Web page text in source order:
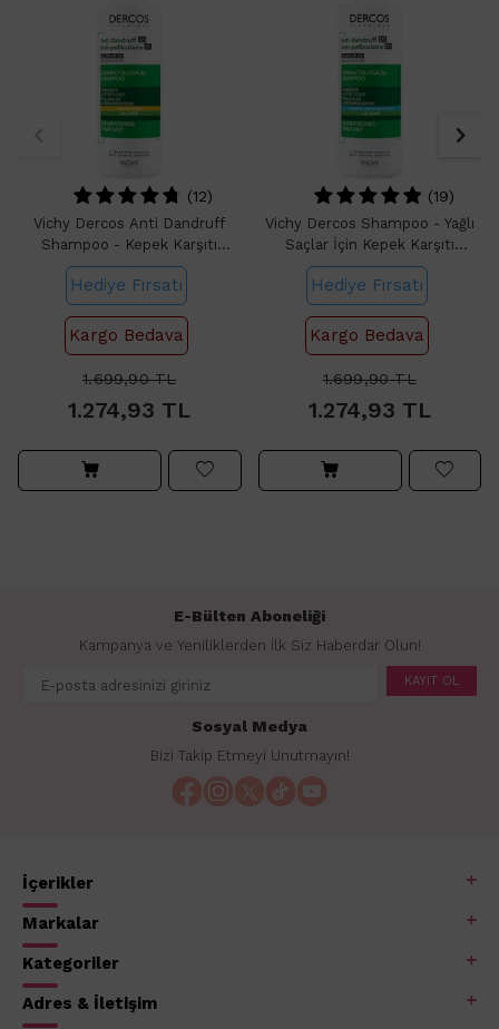
(12)
Vichy Dercos Anti Dandruff
Shampoo - Kepek Karşıtı
Şampuan 390ml
Hediye Fırsatı
Kargo Bedava
1.699,90TL
1.274,93 TL
(19)
Vichy Dercos Shampoo - Yağlı
Saçlar İçin Kepek Karşıtı
Şampuan 390ml
Hediye Fırsatı
Kargo Bedava
1.699,90TL
1.274,93 TL
E-Bülten Aboneliği
Kampanya ve Yeniliklerden İlk Siz Haberdar Olun!
KAYIT OL
Sosyal Medya
Bizi Takip Etmeyi Unutmayın!
İçerikler
Markalar
Kategoriler
Adres & İletişim